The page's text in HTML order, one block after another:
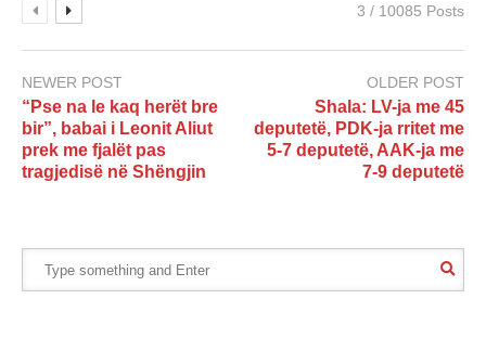
3 / 10085 Posts
NEWER POST
“Pse na le kaq herët bre
bir”, babai i Leonit Aliut
prek me fjalët pas
tragjedisë në Shëngjin
OLDER POST
Shala: LV-ja me 45
deputetë, PDK-ja rritet me
5-7 deputetë, AAK-ja me
7-9 deputetë